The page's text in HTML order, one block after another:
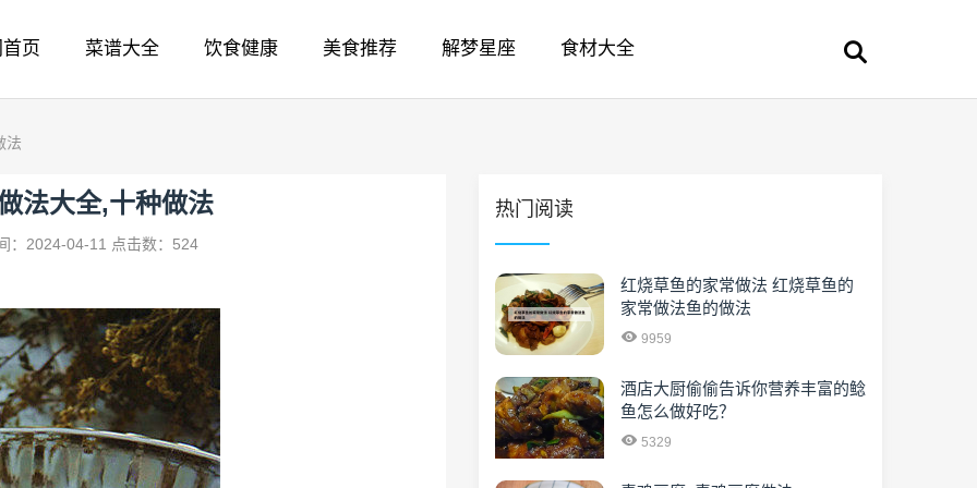
页 菜谱大全 饮食健康 美食推荐 解梦星座 食材大全
法
法大全,十种做法
：2024-04-11 点击数：524
热门阅读
红烧草鱼的家常做法 红烧草鱼的
家常做法鱼的做法
9959
酒店大厨偷偷告诉你营养丰富的鲶
鱼怎么做好吃？
5329